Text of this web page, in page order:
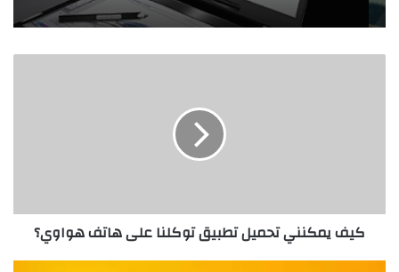
كيف يمكنني تحميل تطبيق توكلنا على هاتف هواوي؟